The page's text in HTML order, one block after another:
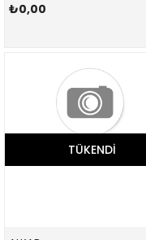
₺0,00
TÜKENDI